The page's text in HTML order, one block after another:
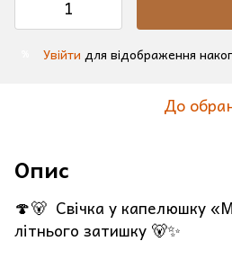
Увійти для відображення
До
Опис
🍄🐻 Cвічка у капелюшку
літнього затишку 🐻✨